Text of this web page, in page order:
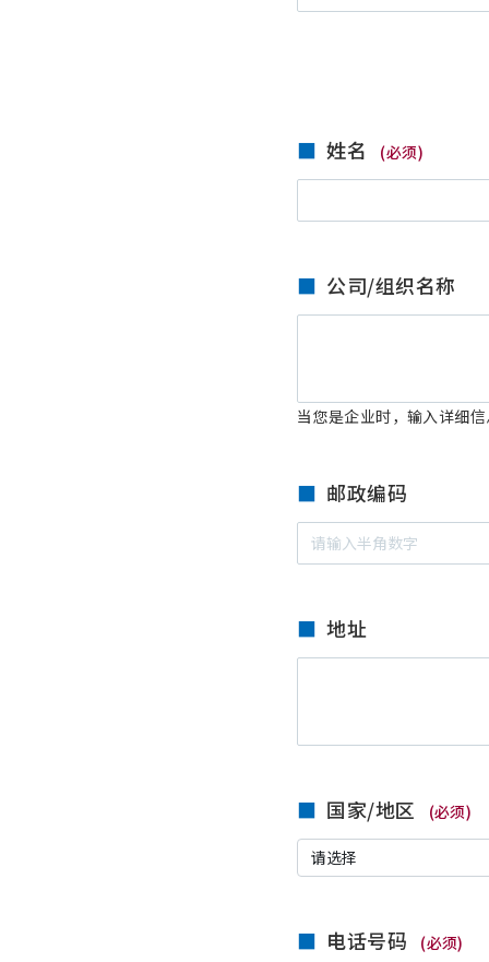
姓名 (必须)
公司/组织名称
当您是企业时，输入详细
邮政编码
地址
国家/地区 (必须)
电话号码 (必须)